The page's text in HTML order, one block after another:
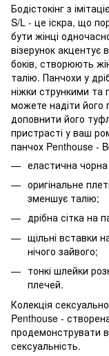
Бодістокінг з
S/L - це іскра, що
бути жінці
візерунок акцентує
боків, створюють
талію. Панчохи у
ніжки стрункими та
можете надіти його
доповнити його
пристрасті у ваш
панчох Penthouse -
еластична чорна
оригінальне
зменшує талію;
дрібна сітка на
щільні вставки
нічого зайвого;
тонкі шлейки
плечей.
Колекція
Penthouse -
продемонструвати
сексуальність.